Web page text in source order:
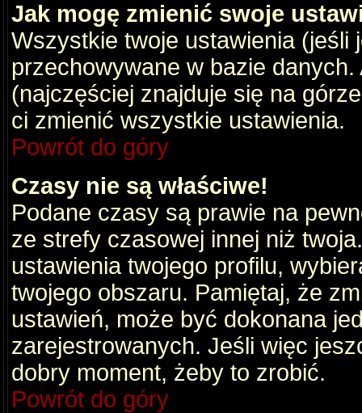
Jak mogę zmienić swoje
Wszystkie twoje ustawienia (jeśli
przechowywane w bazie
(najczęściej znajduje się na
ci zmienić wszystkie ustawienia.
Powrót do góry
Czasy nie są właściwe!
Podane czasy są prawie na
ze strefy czasowej innej niż
ustawienia twojego profilu,
twojego obszaru. Pamiętaj, że
ustawień, może być dokonana
zarejestrowanych. Jeśli więc
dobry moment, żeby to zrobić.
Powrót do góry